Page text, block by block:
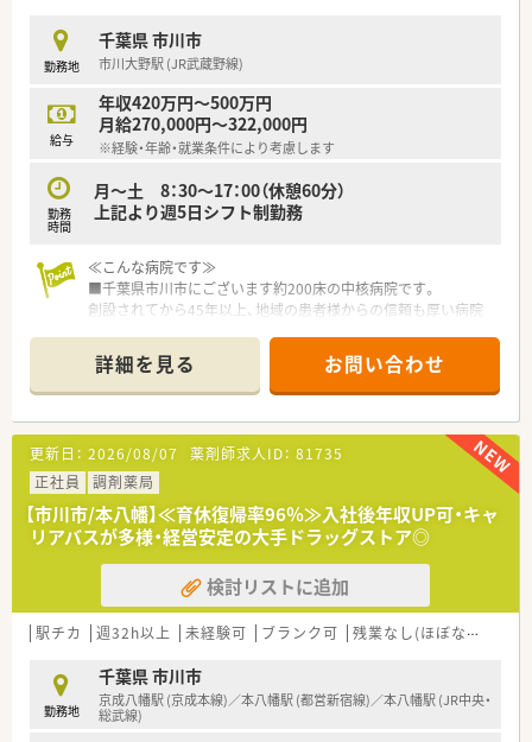
制を通じて様々な職種へキャリアを広げることが可能です。
【勤務実態について】
■週40時間勤務の変形労働時間制となっており、調剤とOTCで
部門が分かれているため調剤業務にしっかりと専念できます。
■年間休日は116日確保されているほか、入社2年目以降は有給
休暇等と合わせて122日以上の休日・休暇を取得可能です。
サービス残業が発生する心配がなく安心して働けます。
■サプリメントバーやヘルスケアラウンジを設け、薬剤師や栄養
士が連携して多角的な視点からお客様の健康を管理していま
す。
薬剤師がキャリアを中断することなく働ける環境を整えていま
す。
■認定薬剤師の取得を推進しており、オンライン学習システムを
勤務地
千葉県 市川市
市川大野駅 (JR武蔵野線)
給与
年収420万円～500万円
月給270,000円～322,000円
※経験・年齢・就業条件により考慮します
勤務
時間
月～土 8：30～17：00（休憩60分）
上記より週5日シフト制勤務
≪こんな病院です≫
■千葉県市川市にございます約200床の中核病院です。
創設されてから45年以上、地域の患者様からの信頼も厚い病院
■特に救急医療においては、最新の医療設備と医療スタッフが充
実しております。
■駐車場無料、車通勤可能です！
≪働く環境≫
■薬剤師は30～40代まで7名が在籍しております。希望休も取
りやすい環境です。
■持参薬チェック、相互作用のチェック注意、委員会参加（医療
安全・感染症・薬事・業務安全）あり
■カンファレンスの参加は外科のみですが、ドクターとも密に連
携しており提案もできる関係性です。
■混注業務はありません
■土曜日は月2回程度、交替制
■残業はほぼなく、17：30には帰れております。
≪充実の福利厚生≫
■ご本人と家族（配偶者＋一親等（親・子））の医療費全額補助があ
り、また人間ドック、予防接種が無料で受けられます。
詳細を見る お問い合わせ
更新日： 2026/08/07 薬剤師求人ID： 81735
正社員
調剤薬局
【市川市/本八幡】≪育休復帰率96％≫入社後年収UP可・キャ
リアバスが多様・経営安定の大手ドラッグストア◎
検討リストに追加
駅チカ 週32h以上 未経験可 ブランク可 残業なし(ほぼなし含む)
勤務地
千葉県 市川市
京成八幡駅 (京成本線)／本八幡駅 (都営新宿線)／本八幡駅 (JR中央・
総武線)